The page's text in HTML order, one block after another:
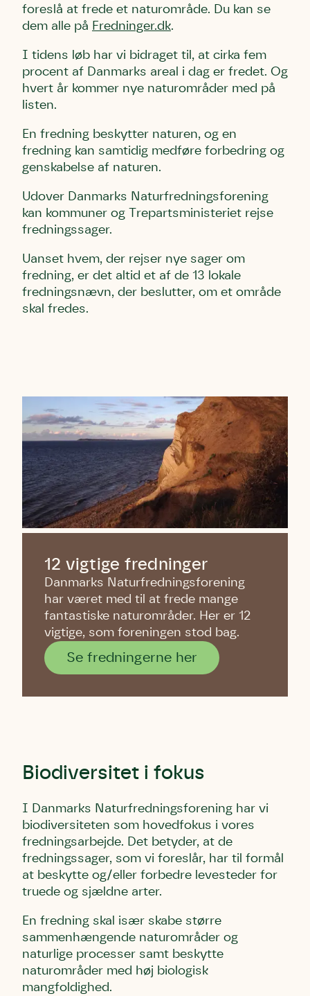
foreslå at frede et naturområde. Du kan se
dem alle på Fredninger.dk.
I tidens løb har vi bidraget til, at cirka fem
procent af Danmarks areal i dag er fredet. Og
hvert år kommer nye naturområder med på
listen.
En fredning beskytter naturen, og en
fredning kan samtidig medføre forbedring og
genskabelse af naturen.
Udover Danmarks Naturfredningsforening
kan kommuner og Trepartsministeriet rejse
fredningssager.
Uanset hvem, der rejser nye sager om
fredning, er det altid et af de 13 lokale
fredningsnævn, der beslutter, om et område
skal fredes.
12 vigtige fredninger
Danmarks Naturfredningsforening
har været med til at frede mange
fantastiske naturområder. Her er 12
vigtige, som foreningen stod bag.
Se fredningerne her
Biodiversitet i fokus
I Danmarks Naturfredningsforening har vi
biodiversiteten som hovedfokus i vores
fredningsarbejde. Det betyder, at de
fredningssager, som vi foreslår, har til formål
at beskytte og/eller forbedre levesteder for
truede og sjældne arter.
En fredning skal især skabe større
sammenhængende naturområder og
naturlige processer samt beskytte
naturområder med høj biologisk
mangfoldighed.